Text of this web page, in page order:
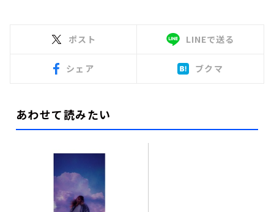
ポスト LINEで送る
シェア ブクマ
あわせて読みたい